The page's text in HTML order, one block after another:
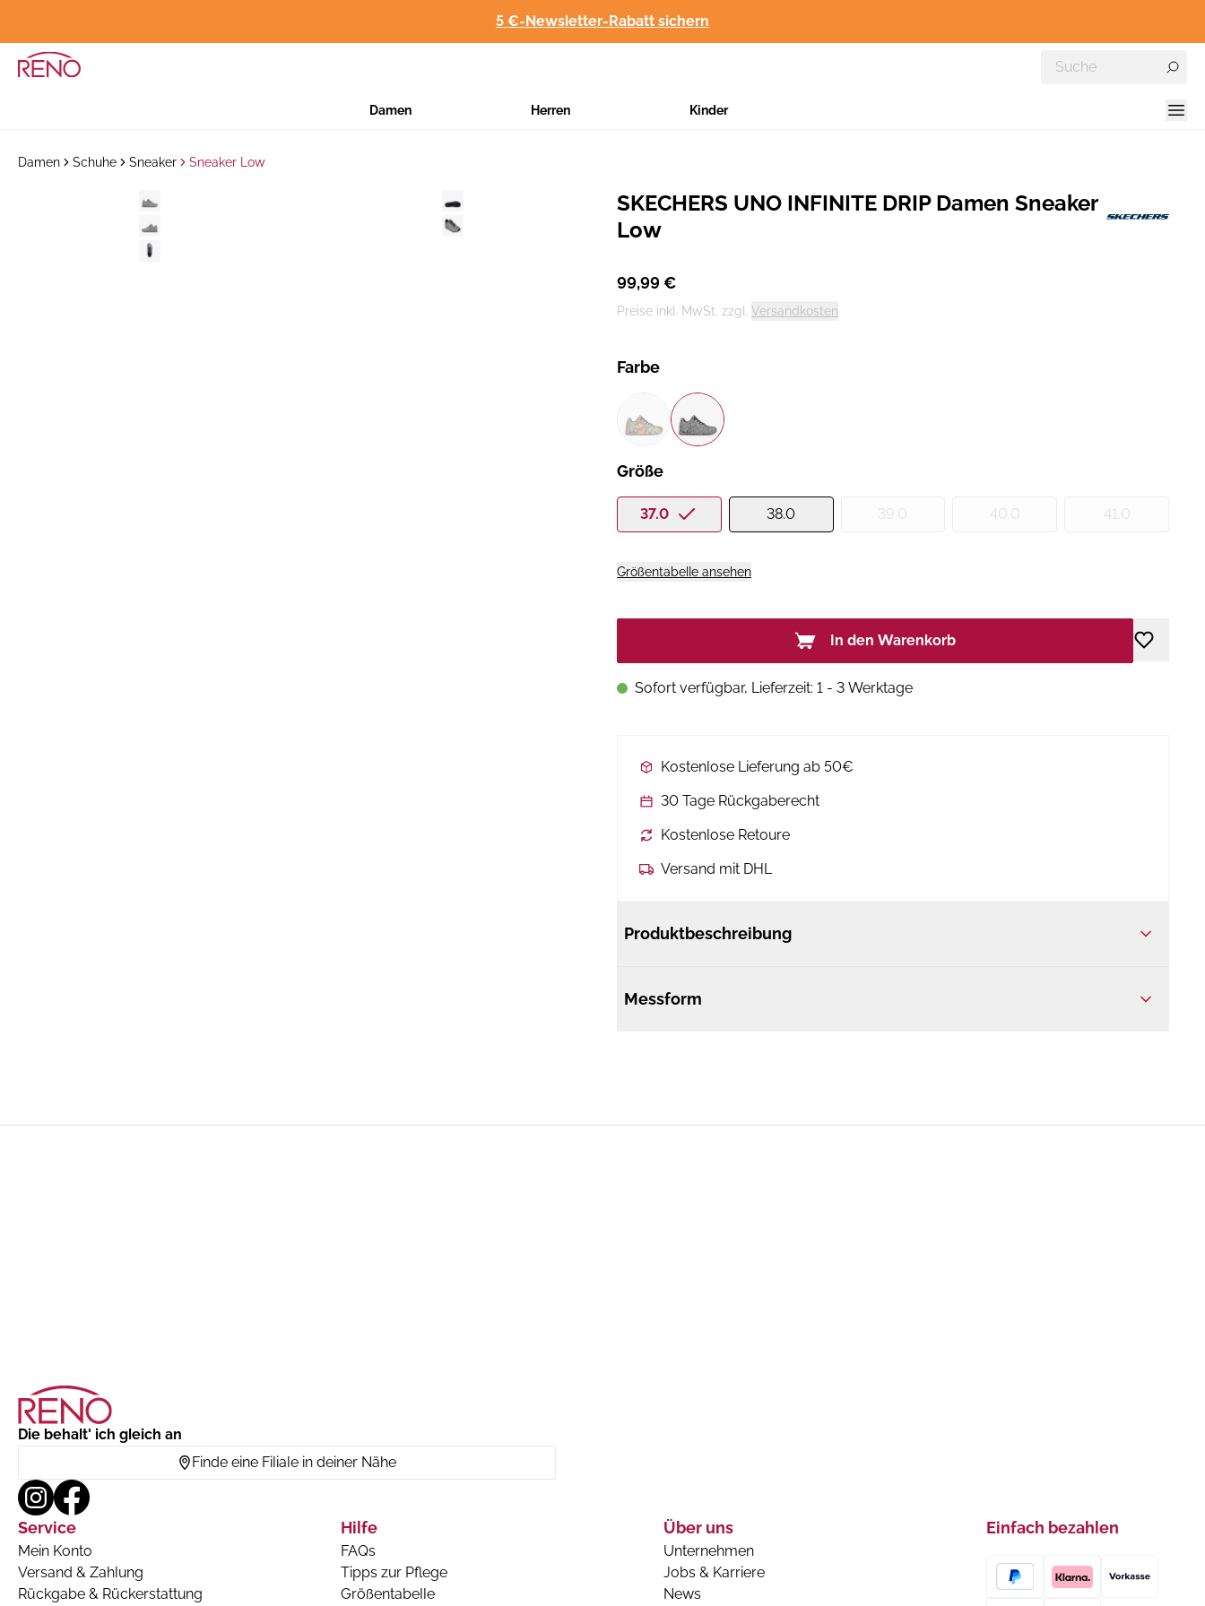
5 €-Newsletter-Rabatt sichern
Damen Herren Kinder
Damen Schuhe Sneaker Sneaker Low
Hersteller:
SKECHERS UNO INFINITE DRIP Damen Sneaker
Low
99,99 €
Preise inkl. MwSt. zzgl. Versandkosten
Farbe
Größe
37.0 38.0 39.0 40.0 41.0
Größentabelle ansehen
In den Warenkorb
Sofort verfügbar, Lieferzeit: 1 - 3 Werktage
Kostenlose Lieferung ab 50€
30 Tage Rückgaberecht
Kostenlose Retoure
Versand mit DHL
Produktbeschreibung
Messform
Die behalt' ich gleich an
Finde eine Filiale in deiner Nähe
Service
Mein Konto
Versand & Zahlung
Rückgabe & Rückerstattung
Hilfe
FAQs
Tipps zur Pflege
Größentabelle
Über uns
Unternehmen
Jobs & Karriere
News
Einfach bezahlen